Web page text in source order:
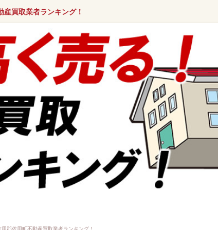
買取業者ランキング！
郡佐用町不動産買取業者ランキング！